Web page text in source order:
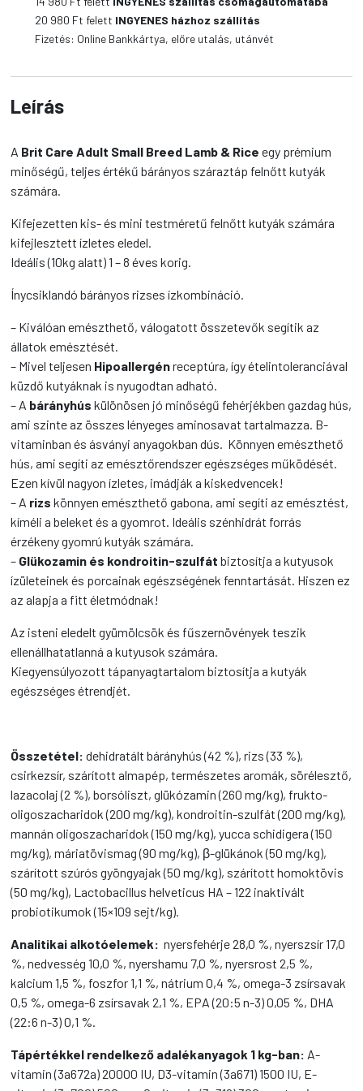
Rice
kutyatáp
20 980 Ft felett INGYENES házhoz szállítás
Fizetés: Online Bankkártya, előre utalás, utánvét
Leírás
A Brit Care Adult Small Breed Lamb & Rice egy prémium
minőségű, teljes értékű bárányos száraztáp felnőtt kutyák
számára.
Kifejezetten kis- és mini testméretű felnőtt kutyák számára
kifejlesztett ízletes eledel.
Ideális (10kg alatt) 1 – 8 éves korig.
Ínycsiklandó bárányos rizses ízkombináció.
– Kiválóan emészthető, válogatott összetevők segítik az
állatok emésztését.
– Mivel teljesen Hipoallergénreceptúra, így ételintoleranciával
küzdő kutyáknak is nyugodtan adható.
– A bárányhús különösen jó minőségű fehérjékben gazdag hús,
ami szinte az összes lényeges aminosavat tartalmazza. B-
vitaminban és ásványi anyagokban dús. Könnyen emészthető
hús, ami segíti az emésztőrendszer egészséges működését.
Ezen kívül nagyon ízletes, imádják a kiskedvencek!
– A rizskönnyen emészthető gabona, ami segíti az emésztést,
kíméli a beleket és a gyomrot. Ideális szénhidrát forrás
érzékeny gyomrú kutyák számára.
– Glükozamin és kondroitin-szulfátbiztosítja a kutyusok
ízületeinek és porcainak egészségének fenntartását. Hiszen ez
az alapja a fitt életmódnak!
Az isteni eledelt gyümölcsök és fűszernövények teszik
ellenállhatatlanná a kutyusok számára.
Kiegyensúlyozott tápanyagtartalom biztosítja a kutyák
egészséges étrendjét.
Összetétel: dehidratált bárányhús (42 %), rizs (33 %),
csirkezsír, szárított almapép, természetes aromák, sörélesztő,
lazacolaj (2 %), borsóliszt, glükózamin (260 mg/kg), frukto-
oligoszacharidok (200 mg/kg), kondroitin-szulfát (200 mg/kg),
mannán oligoszacharidok (150 mg/kg), yucca schidigera (150
mg/kg), máriatövismag (90 mg/kg), β-glükánok (50 mg/kg),
szárított szúrós gyöngyajak (50 mg/kg), szárított homoktövis
(50 mg/kg), Lactobacillus helveticus HA – 122 inaktivált
probiotikumok (15×109 sejt/kg).
Analitikai alkotóelemek: nyersfehérje 28,0 %, nyerszsír 17,0
%, nedvesség 10,0 %, nyershamu 7,0 %, nyersrost 2,5 %,
kalcium 1,5 %, foszfor 1,1 %, nátrium 0,4 %, omega-3 zsírsavak
0,5 %, omega-6 zsírsavak 2,1 %, EPA (20:5 n-3) 0,05 %, DHA
(22:6 n-3) 0,1 %.
Tápértékkel rendelkező adalékanyagok 1 kg-ban: A-
vitamin (3a672a) 20000 IU, D3-vitamin (3a671) 1500 IU, E-